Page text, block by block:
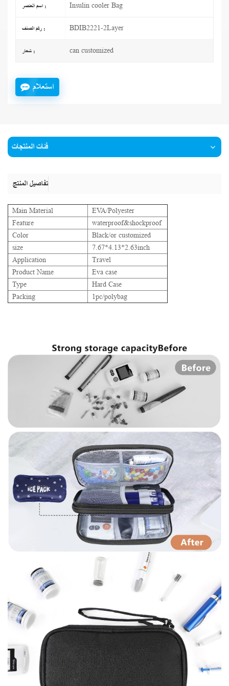
اسم العنصر : Insulin cooler Bag
رقم الصنف : BDIB2221-2Layer
شعار : can customized
استعلام
فئات المنتجات
تفاصيل المنتج
Main Material
EVA/Polyester
Feature
waterproof&shockproof
Color
Black/or customized
size
7.67*4.13*2.63inch
Application
Travel
Product Name
Eva case
Type
Hard Case
Packing
1pc/polybag